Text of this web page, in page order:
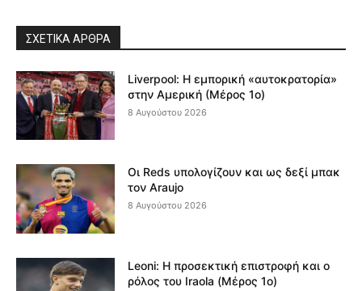
ΣΧΕΤΙΚΆ ΆΡΘΡΑ
Liverpool: Η εμπορική «αυτοκρατορία»
στην Αμερική (Μέρος 1ο)
8 Αυγούστου 2026
Οι Reds υπολογίζουν και ως δεξί μπακ
τον Araujo
8 Αυγούστου 2026
Leoni: Η προσεκτική επιστροφή και ο
ρόλος του Iraola (Μέρος 1ο)